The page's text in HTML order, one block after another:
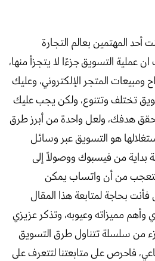
أحد المهتمين بعالم التجارة
عملية التسويق جزءًا لا يتجزأ منها،
ومبيعات المتجر الإلكتروني، وعليك
تختلف وتتنوع، ولكن يجب عليك
هدفك، ولعل واحدة من أبرز طرق
هو التسويق عبر وسائل
بداية من فيسبوك ووصولاً إلى
من أن واتساب يمكن
بحاجة لمتابعة هذا المقال
وأهم مميزاته وعيوبه، وتذكر عزيزي
من سلسلة تتناول طرق التسويق
فاحرص على متابعتنا لتتعرف على